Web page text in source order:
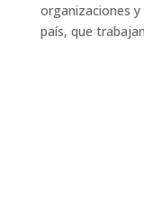
organizaciones
país, que